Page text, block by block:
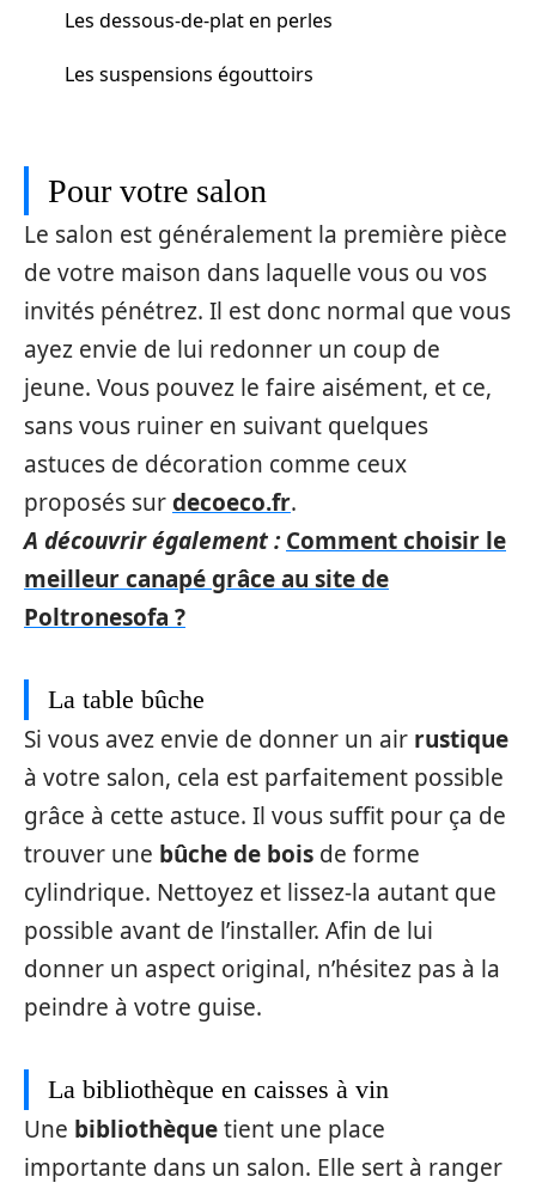
Les dessous-de-plat en perles
Les suspensions égouttoirs
Pour votre salon
Le salon est généralement la première pièce
de votre maison dans laquelle vous ou vos
invités pénétrez. Il est donc normal que vous
ayez envie de lui redonner un coup de
jeune. Vous pouvez le faire aisément, et ce,
sans vous ruiner en suivant quelques
astuces de décoration comme ceux
proposés surdecoeco.fr.
A découvrir également : Comment choisir le
meilleur canapé grâce au site de
Poltronesofa ?
La table bûche
Si vous avez envie de donner un air rustique
à votre salon, cela est parfaitement possible
grâce à cette astuce. Il vous suffit pour ça de
trouver une bûche de bois de forme
cylindrique. Nettoyez et lissez-la autant que
possible avant de l’installer. Afin de lui
donner un aspect original, n’hésitez pas à la
peindre à votre guise.
La bibliothèque en caisses à vin
Une bibliothèquetient une place
importante dans un salon. Elle sert à ranger